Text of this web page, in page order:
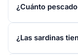
¿Cuánto
¿Las sardinas